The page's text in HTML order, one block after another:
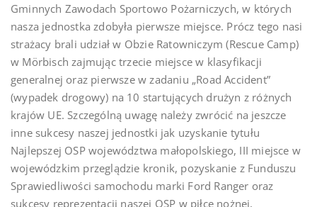
Gminnych Zawodach Sportowo Pożarniczych, w których
nasza jednostka zdobyła pierwsze miejsce. Prócz tego nasi
strażacy brali udział w Obzie Ratowniczym (Rescue Camp)
w Mörbisch zajmując trzecie miejsce w klasyfikacji
generalnej oraz pierwsze w zadaniu „Road Accident”
(wypadek drogowy) na 10 startujących drużyn z różnych
krajów UE. Szczególną uwagę należy zwrócić na jeszcze
inne sukcesy naszej jednostki jak uzyskanie tytułu
Najlepszej OSP województwa małopolskiego, III miejsce w
wojewódzkim przeglądzie kronik, pozyskanie z Funduszu
Sprawiedliwości samochodu marki Ford Ranger oraz
sukcesy reprezentacji naszej OSP w piłce nożnej.